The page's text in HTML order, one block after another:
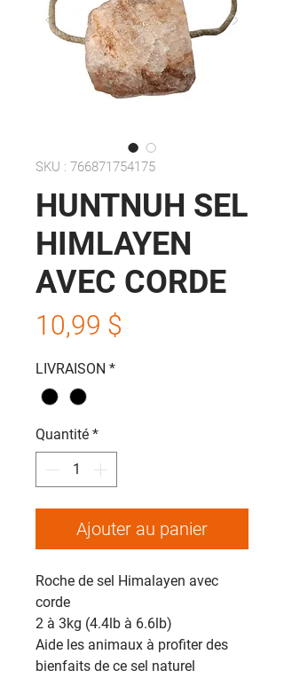
SKU : 766871754175
HUNTNUH SEL
HIMLAYEN
AVEC CORDE
10,99 $
LIVRAISON *
Quantité *
Ajouter au panier
Roche de sel Himalayen avec
corde
2 à 3kg (4.4lb à 6.6lb)
Aide les animaux à profiter des
bienfaits de ce sel naturel